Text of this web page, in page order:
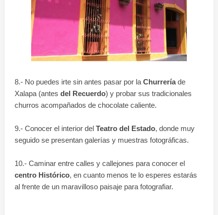
8.- No puedes irte sin antes pasar por laChurreríade
Xalapa (antes del Recuerdo) y probar sus tradicionales
churros acompañados de chocolate caliente.
9.- Conocer el interior del Teatro del Estado, donde muy
seguido se presentan galerías y muestras fotográficas.
10.- Caminar entre calles y callejones para conocer el
centro Histórico, en cuanto menos te lo esperes estarás
al frente de un maravilloso paisaje para fotografiar.